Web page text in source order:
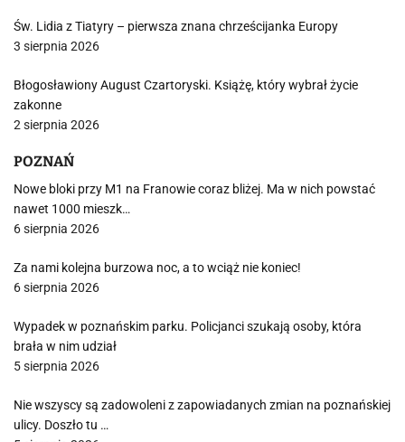
Św. Lidia z Tiatyry – pierwsza znana chrześcijanka Europy
3 sierpnia 2026
Błogosławiony August Czartoryski. Książę, który wybrał życie
zakonne
2 sierpnia 2026
POZNAŃ
Nowe bloki przy M1 na Franowie coraz bliżej. Ma w nich powstać
nawet 1000 mieszk…
6 sierpnia 2026
Za nami kolejna burzowa noc, a to wciąż nie koniec!
6 sierpnia 2026
Wypadek w poznańskim parku. Policjanci szukają osoby, która
brała w nim udział
5 sierpnia 2026
Nie wszyscy są zadowoleni z zapowiadanych zmian na poznańskiej
ulicy. Doszło tu …